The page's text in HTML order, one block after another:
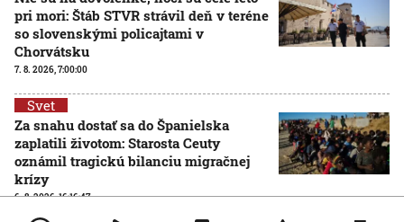
pri mori: Štáb STVR strávil deň v teréne
so slovenskými policajtami v
Chorvátsku
7. 8. 2026, 7:00:00
Svet
Za snahu dostať sa do Španielska
zaplatili životom: Starosta Ceuty
oznámil tragickú bilanciu migračnej
krízy
6. 8. 2026, 16:16:47